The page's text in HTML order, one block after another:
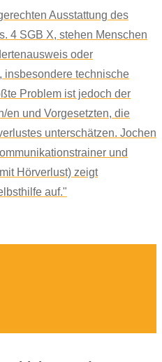
Ausstattung des
4 SGB X, stehen Menschen
oder
insbesondere technische
Problem ist jedoch der
en und Vorgesetzten, die
unterschätzen. Jochen
und
Hörverlust) zeigt
auf."